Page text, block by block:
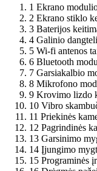
1 Ekrano
2 Ekrano stiklo
3 Baterijos
4 Galinio
5 Wi-fi antenos
6 Bluetooth
7 Garsiakalbio
8 Mikrofono
9 Krovimo lizdo
10 Vibro
11 Priekinės
12 Pagrindinės
13 Garsinimo
14 Įjungimo
15 Programinės